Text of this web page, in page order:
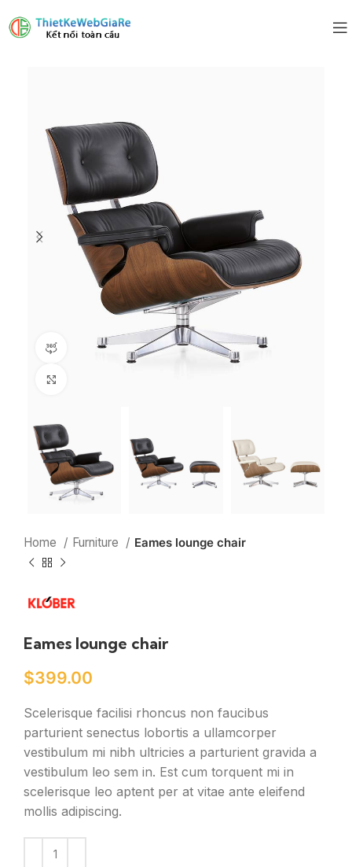
360 product view
Home Furniture Eames lounge chair
Eames lounge chair
$399.00
Scelerisque facilisi rhoncus non faucibus
parturient senectus lobortis a ullamcorper
vestibulum mi nibh ultricies a parturient gravida a
vestibulum leo sem in. Est cum torquent mi in
scelerisque leo aptent per at vitae ante eleifend
mollis adipiscing.